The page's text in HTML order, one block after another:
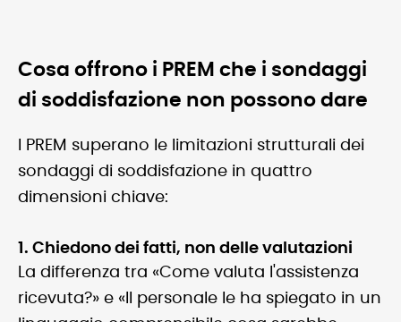
Cosa offrono i PREM che i sondaggi
di soddisfazione non possono dare
I PREM superano le limitazioni strutturali dei
sondaggi di soddisfazione in quattro
dimensioni chiave:
1. Chiedono dei fatti, non delle valutazioni
La differenza tra «Come valuta l'assistenza
ricevuta?» e «Il personale le ha spiegato in un